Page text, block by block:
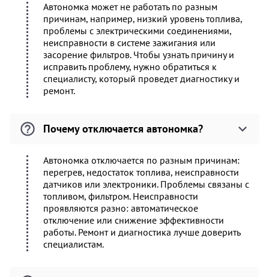
Автономка может не работать по разным
причинам, например, низкий уровень топлива,
проблемы с электрическими соединениями,
неисправности в системе зажигания или
засорение фильтров. Чтобы узнать причину и
исправить проблему, нужно обратиться к
специалисту, который проведет диагностику и
ремонт.
Почему отключается автономка?
Автономка отключается по разным причинам:
перегрев, недостаток топлива, неисправности
датчиков или электроники. Проблемы связаны с
топливом, фильтром. Неисправности
проявляются разно: автоматическое
отключение или снижение эффективности
работы. Ремонт и диагностика лучше доверить
специалистам.